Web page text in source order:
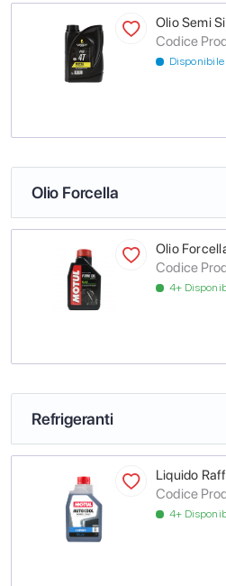
Olio Semi
Codice
Disponibile
Olio Forcella
Olio
Codice
4+
Refrigeranti
Liquido
Codice
4+